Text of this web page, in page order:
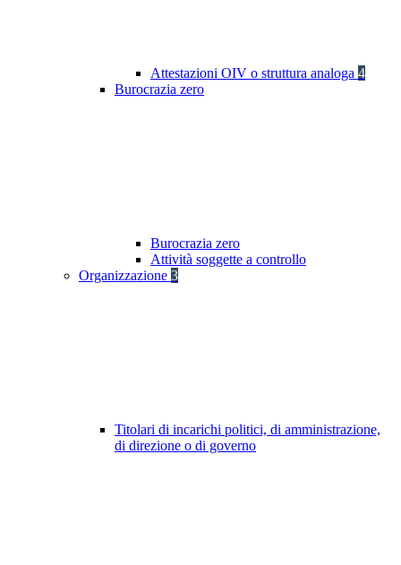
Attestazioni OIV o struttura analoga 4
Burocrazia zero
Burocrazia zero
Attività soggette a controllo
Organizzazione 3
Titolari di incarichi politici, di amministrazione,
di direzione o di governo